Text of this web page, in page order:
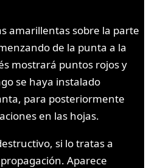
amarillentas sobre la parte
de la punta a la
mostrará puntos rojos y
se haya instalado
para posteriormente
en las hojas.
si lo tratas a
Aparece